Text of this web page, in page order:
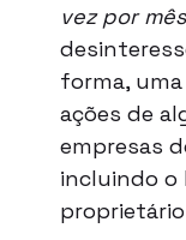
vez por
forma, uma
ações de
empresas
incluindo o